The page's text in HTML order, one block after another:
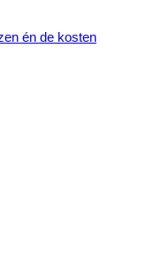
én de kosten